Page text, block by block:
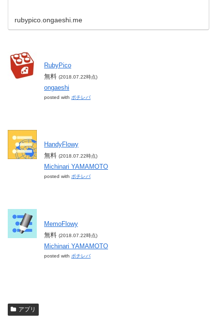
rubypico.ongaeshi.me
RubyPico
無料 (2018.07.22時点)
ongaeshi
posted with ポチレバ
HandyFlowy
無料 (2018.07.22時点)
Michinari YAMAMOTO
posted with ポチレバ
MemoFlowy
無料 (2018.07.22時点)
Michinari YAMAMOTO
posted with ポチレバ
アプリ